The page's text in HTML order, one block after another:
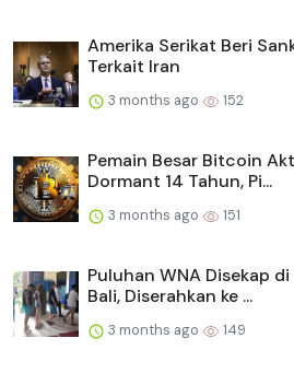
Amerika Serikat Beri
Terkait Iran
3 months ago 152
Pemain Besar Bitcoin
Dormant 14 Tahun, Pi...
3 months ago 151
Puluhan WNA Disekap
Bali, Diserahkan ke ...
3 months ago 149